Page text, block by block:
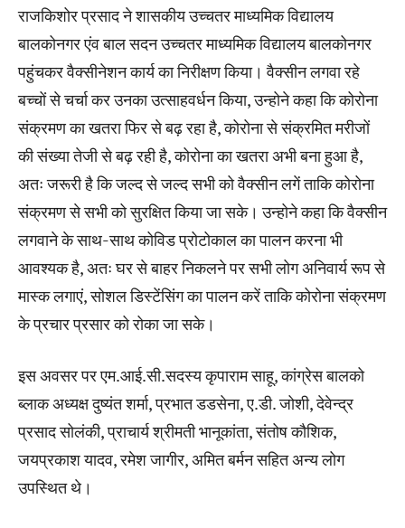
राजकिशोर प्रसाद ने शासकीय उच्चतर माध्यमिक विद्यालय
बालकोनगर एंव बाल सदन उच्चतर माध्यमिक विद्यालय बालकोनगर
पहुंचकर वैक्सीनेशन कार्य का निरीक्षण किया। वैक्सीन लगवा रहे
बच्चों से चर्चा कर उनका उत्साहवर्धन किया, उन्होने कहा कि कोरोना
संक्रमण का खतरा फिर से बढ़ रहा है, कोरोना से संक्रमित मरीजों
की संख्या तेजी से बढ़ रही है, कोरोना का खतरा अभी बना हुआ है,
अतः जरूरी है कि जल्द से जल्द सभी को वैक्सीन लगें ताकि कोरोना
संक्रमण से सभी को सुरक्षित किया जा सके। उन्होने कहा कि वैक्सीन
लगवाने के साथ-साथ कोविड प्रोटोकाल का पालन करना भी
आवश्यक है, अतः घर से बाहर निकलने पर सभी लोग अनिवार्य रूप से
मास्क लगाएं, सोशल डिस्टेंसिंग का पालन करें ताकि कोरोना संक्रमण
के प्रचार प्रसार को रोका जा सके।
इस अवसर पर एम.आई.सी.सदस्य कृपाराम साहू, कांग्रेस बालको
ब्लाक अध्यक्ष दुष्यंत शर्मा, प्रभात डडसेना, ए.डी. जोशी, देवेन्द्र
प्रसाद सोलंकी, प्राचार्य श्रीमती भानूकांता, संतोष कौशिक,
जयप्रकाश यादव, रमेश जागीर, अमित बर्मन सहित अन्य लोग
उपस्थित थे।